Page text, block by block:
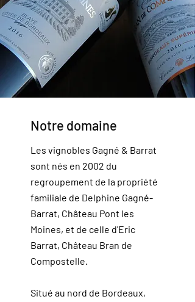
Notre domaine
Les vignobles Gagné & Barrat
sont nés en 2002 du
regroupement de la propriété
familiale de Delphine Gagné-
Barrat, Château Pont les
Moines, et de celle d'Eric
Barrat, Château Bran de
Compostelle.
Situé au nord de Bordeaux,